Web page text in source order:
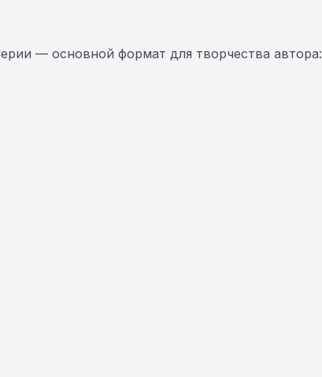
— основной формат для творчества автора: